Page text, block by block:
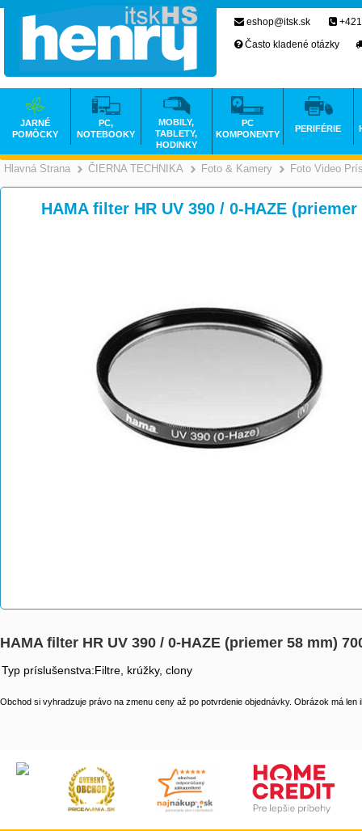
Hlavná Strana >
ČIERNA TECHNIKA >
Foto & Kamery Foto Video
HAMA filter HR UV 390 / 0-HAZE (priemer
HAMA filter HR UV 390 / 0-HAZE (priemer 58 mm)
Typ príslušenstva:Filtre, krúžky, clony
Obchod si vyhradzuje právo na zmenu ceny až po potvrdenie objednávky. Obrázok má len
eshop@itsk.sk
Často kladené otázky
JARNÉ
POMÔCKY
PC,
NOTEBOOKY
MOBILY,
TABLETY,
HODINKY
PC
KOMPONENTY
PERIFÉRIE